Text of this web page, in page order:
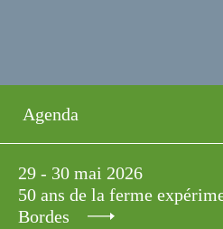
Agenda
29 - 30 mai 2026
50 ans de la ferme
Bordes